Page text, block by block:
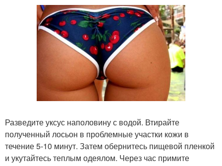
Разведите уксус наполовину с водой. Втирайте
полученный лосьон в проблемные участки кожи в
течение 5-10 минут. Затем обернитесь пищевой пленкой
и укутайтесь теплым одеялом. Через час примите